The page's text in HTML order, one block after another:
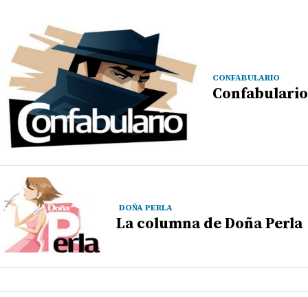
CONFABULARIO
Confabulario
DOÑA PERLA
La columna de Doña Perla